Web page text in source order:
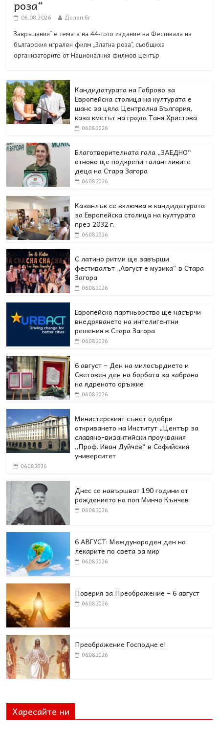
роза“
06.08.2026 Долап.бг
Завръщания“ е темата на 44-тото издание на Фестивала на
българския игрален филм „Златна роза“, съобщиха
организаторите от Националния филмов център.
Кандидатурата на Габрово за
Европейска столица на културата е
шанс за цяла Централна България,
каза кметът на града Таня Христова
06.08.2026
Благотворителната гала „ЗАЕДНО“
отново ще подкрепи талантливите
деца на Стара Загора
06.08.2026
Казанлък се включва в кандидатурата
за Европейска столица на културата
през 2032 г.
06.08.2026
С латино ритми ще завърши
фестивалът „Август е музика“ в Стара
Загора
06.08.2026
Европейско партньорство ще насърчи
внедряването на интелигентни
решения в Стара Загора
06.08.2026
6 август – Ден на милосърдието и
Световен ден на борбата за забрана
на ядреното оръжие
06.08.2026
Министерският съвет одобри
откриването на Институт „Център за
славяно-византийски проучвания
„Проф. Иван Дуйчев“ в Софийския
университет
06.08.2026
Днес се навършват 190 години от
рождението на поп Минчо Кънчев
06.08.2026
6 АВГУСТ: Международен ден на
лекарите по света за мир
06.08.2026
Поверия за Преображение – 6 август
06.08.2026
Преображение Господне е!
06.08.2026
Харесайте ни